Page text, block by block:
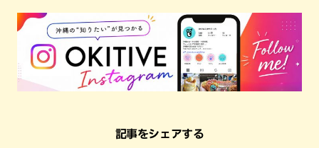
記事をシェアする